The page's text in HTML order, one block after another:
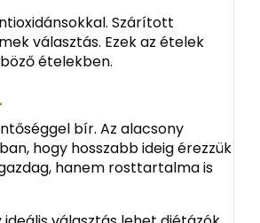
Szárított
választás. Ezek az ételek
ételekben.
bír. Az alacsony
hogy hosszabb ideig érezzük
hanem rosttartalma is